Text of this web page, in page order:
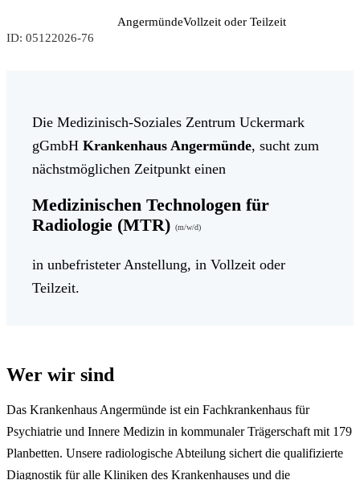
AngermündeVollzeit oder Teilzeit
ID: 05122026-76
Die Medizinisch-Soziales Zentrum Uckermark
gGmbH Krankenhaus Angermünde, sucht zum
nächstmöglichen Zeitpunkt einen
Medizinischen Technologen für
Radiologie (MTR) (m/w/d)
in unbefristeter Anstellung, in Vollzeit oder
Teilzeit.
Wer wir sind
Das Krankenhaus Angermünde ist ein Fachkrankenhaus für
Psychiatrie und Innere Medizin in kommunaler Trägerschaft mit 179
Planbetten. Unsere radiologische Abteilung sichert die qualifizierte
Diagnostik für alle Kliniken des Krankenhauses und die